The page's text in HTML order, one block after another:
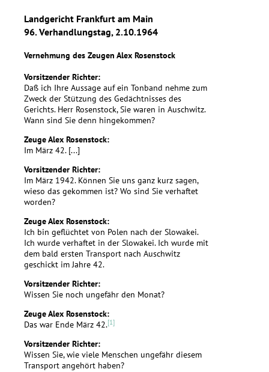
Landgericht Frankfurt am Main
96. Verhandlungstag, 2.10.1964
Vernehmung des Zeugen Alex Rosenstock
Vorsitzender Richter:
Daß ich Ihre Aussage auf ein Tonband nehme zum
Zweck der Stützung des Gedächtnisses des
Gerichts. Herr Rosenstock, Sie waren in Auschwitz.
Wann sind Sie denn hingekommen?
Zeuge Alex Rosenstock:
Im März 42. [...]
Vorsitzender Richter:
Im März 1942. Können Sie uns ganz kurz sagen,
wieso das gekommen ist? Wo sind Sie verhaftet
worden?
Zeuge Alex Rosenstock:
Ich bin geflüchtet von Polen nach der Slowakei.
Ich wurde verhaftet in der Slowakei. Ich wurde mit
dem bald ersten Transport nach Auschwitz
geschickt im Jahre 42.
Vorsitzender Richter:
Wissen Sie noch ungefähr den Monat?
Zeuge Alex Rosenstock:
Das war Ende März 42.[1]
Vorsitzender Richter:
Wissen Sie, wie viele Menschen ungefähr diesem
Transport angehört haben?